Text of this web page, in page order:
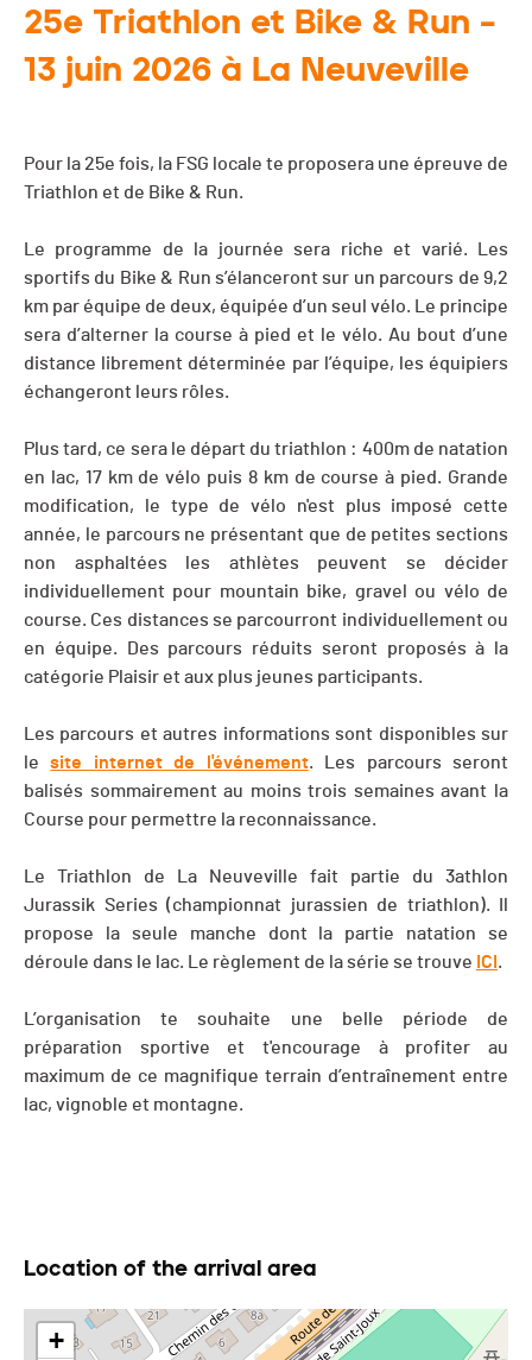
25e Triathlon et Bike & Run –
13 juin 2026 à La Neuveville
Pour la 25e fois, la FSG locale te proposera une épreuve de
Triathlon et de Bike & Run.
Le programme de la journée sera riche et varié. Les
sportifs du Bike & Run s’élanceront sur un parcours de 9,2
km par équipe de deux, équipée d’un seul vélo. Le principe
sera d’alterner la course à pied et le vélo. Au bout d’une
distance librement déterminée par l’équipe, les équipiers
échangeront leurs rôles.
Plus tard, ce sera le départ du triathlon : 400m de natation
en lac, 17 km de vélo puis 8 km de course à pied. Grande
modification, le type de vélo n'est plus imposé cette
année, le parcours ne présentant que de petites sections
non asphaltées les athlètes peuvent se décider
individuellement pour mountain bike, gravel ou vélo de
course. Ces distances se parcourront individuellement ou
en équipe. Des parcours réduits seront proposés à la
catégorie Plaisir et aux plus jeunes participants.
Les parcours et autres informations sont disponibles sur
lesite internet de l'événement. Les parcours seront
balisés sommairement au moins trois semaines avant la
Course pour permettre la reconnaissance.
Le Triathlon de La Neuveville fait partie du 3athlon
Jurassik Series (championnat jurassien de triathlon). Il
propose la seule manche dont la partie natation se
déroule dans le lac. Le règlement de la série se trouve ICI .
L’organisation te souhaite une belle période de
préparation sportive et t'encourage à profiter au
maximum de ce magnifique terrain d’entraînement entre
lac, vignoble et montagne.
Location of the arrival area
+